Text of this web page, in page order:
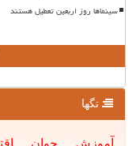
سینماها روز اربعین تعطیل هستند
تگها